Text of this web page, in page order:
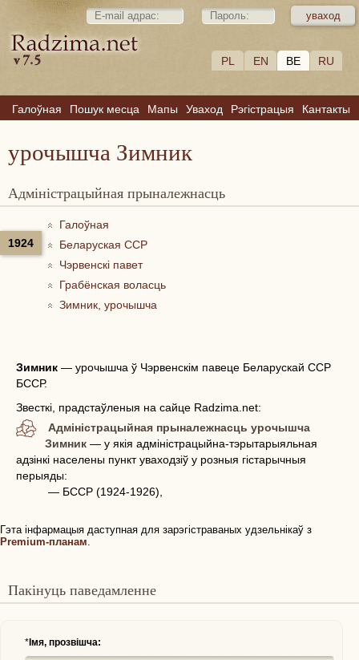
PL EN BE RU
Галоўная Пошук месца Мапы Уваход Рэгістрацыя Кантакты
урочышча Зимник
Адміністрацыйная прыналежнасць
1924
Галоўная
Беларуская ССР
Чэрвенскі павет
Грабёнская воласць
Зимник, урочышча
Зимник — урочышча ў Чэрвенскім павеце Беларускай ССР
БССР.
Звесткі, прадстаўленыя на сайце Radzima.net:
Адміністрацыйная прыналежнасць урочышча
Зимник — у якія адміністрацыйна-тэрытарыяльная
адзінкі населены пункт уваходзіў у розныя гістарычныя
перыяды:
— БССР (1924-1926),
Гэта інфармацыя даступная для зарэгістраваных удзельнікаў з
Premium-планам.
Пакінуць паведамленне
* Імя, прозвішча: